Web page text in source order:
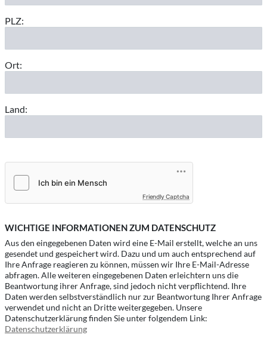
PLZ:
Ort:
Land:
Friendly Captcha
WICHTIGE INFORMATIONEN ZUM DATENSCHUTZ
Aus den eingegebenen Daten wird eine E-Mail erstellt, welche an uns
gesendet und gespeichert wird. Dazu und um auch entsprechend auf
Ihre Anfrage reagieren zu können, müssen wir Ihre E-Mail-Adresse
abfragen. Alle weiteren eingegebenen Daten erleichtern uns die
Beantwortung ihrer Anfrage, sind jedoch nicht verpflichtend. Ihre
Daten werden selbstverständlich nur zur Beantwortung Ihrer Anfrage
verwendet und nicht an Dritte weitergegeben. Unsere
Datenschutzerklärung finden Sie unter folgendem Link:
Datenschutzerklärung